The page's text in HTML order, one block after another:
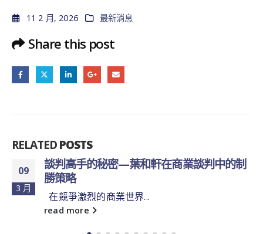
11 2 月, 2026 最新消息
Share this post
RELATEDPOSTS
在商業談判中的制
29
生產效率高以及標準化